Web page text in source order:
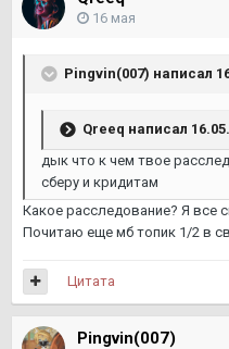
16 мая
Pingvin(007) написал
Qreeq написал
дык что к чем твое
сберу и кридитам
Какое расследование? Я все
Почитаю еще мб топик 1/2 в
Цитата
Pingvin(007)